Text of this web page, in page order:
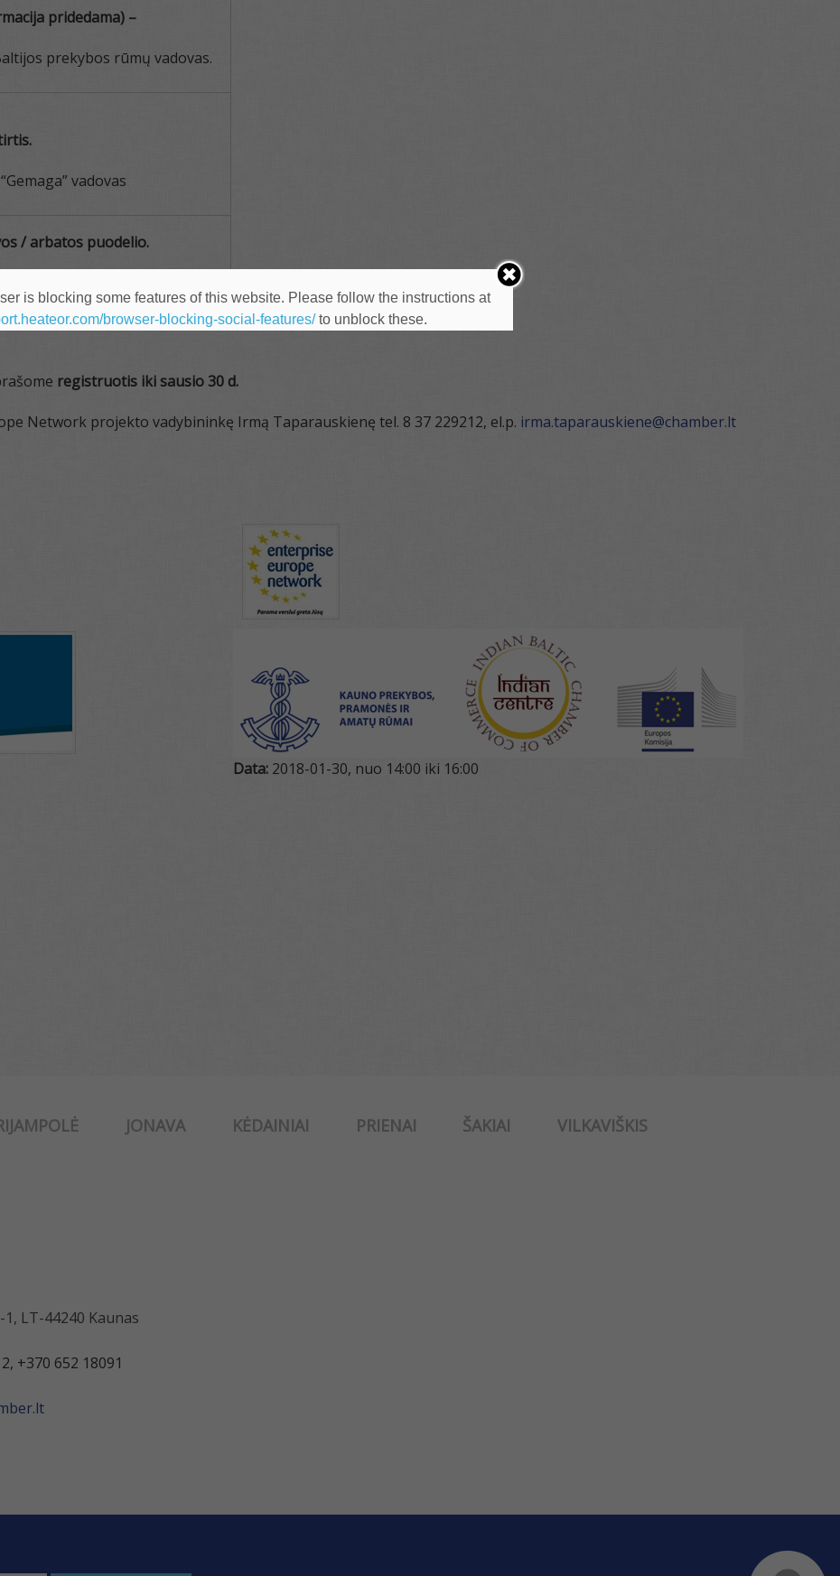
pridedama) –
prekybos rūmų vadovas.
vadovas
/ arbatos puodelio.
16:00 Vytauto pr. 29, Kaunas (Kauno PPA rūmai, II a. salė)
registruotis iki sausio 30 d.
Network projekto vadybininkę Irmą Taparauskienę tel. 8 37 229212, el.p. irma.taparauskiene@chamber.lt
Data: 2018-01-30, nuo 14:00 iki 16:00
JONAVA KĖDAINIAI PRIENAI ŠAKIAI
VILKAVIŠKIS
LT-44240 Kaunas
+370 652 18091
is blocking some features of this website. Please follow the instructions at
browser-blocking-social-features/to unblock these.